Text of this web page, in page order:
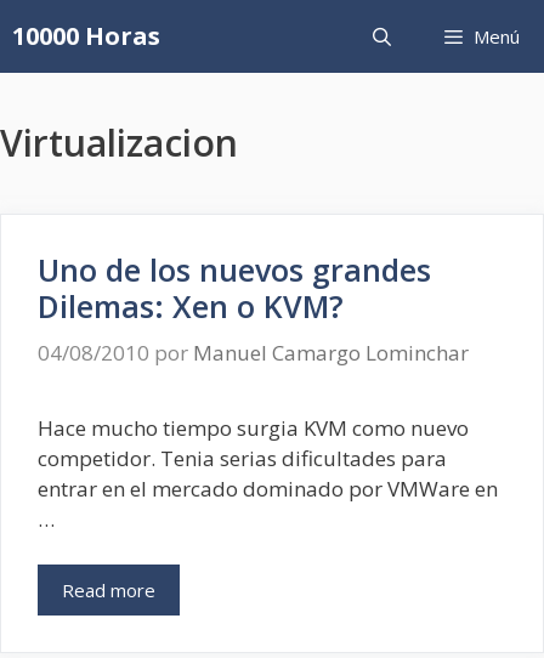
al
contenido
10000 Horas Menú
Virtualizacion
Uno de los nuevos grandes
Dilemas: Xen o KVM?
04/08/2010 por Manuel Camargo Lominchar
Hace mucho tiempo surgia KVM como nuevo
competidor. Tenia serias dificultades para
entrar en el mercado dominado por VMWare en
…
Read more